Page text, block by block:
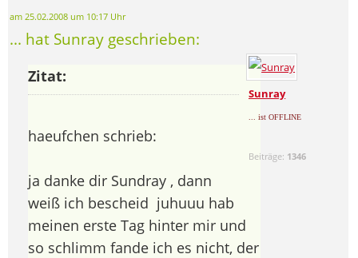
am 25.02.2008 um 10:17 Uhr
... hat Sunray geschrieben:
Sunray
... ist OFFLINE
Beiträge: 1346
Zitat:
haeufchen schrieb:
ja danke dir Sundray , dann
weiß ich bescheid juhuuu hab
meinen erste Tag hinter mir und
so schlimm fande ich es nicht, der